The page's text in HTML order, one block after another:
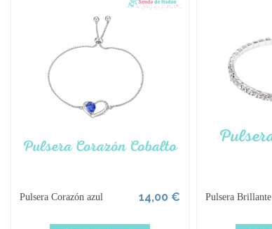
Pulsera Corazón azul 14,00 € Pulsera Brillante